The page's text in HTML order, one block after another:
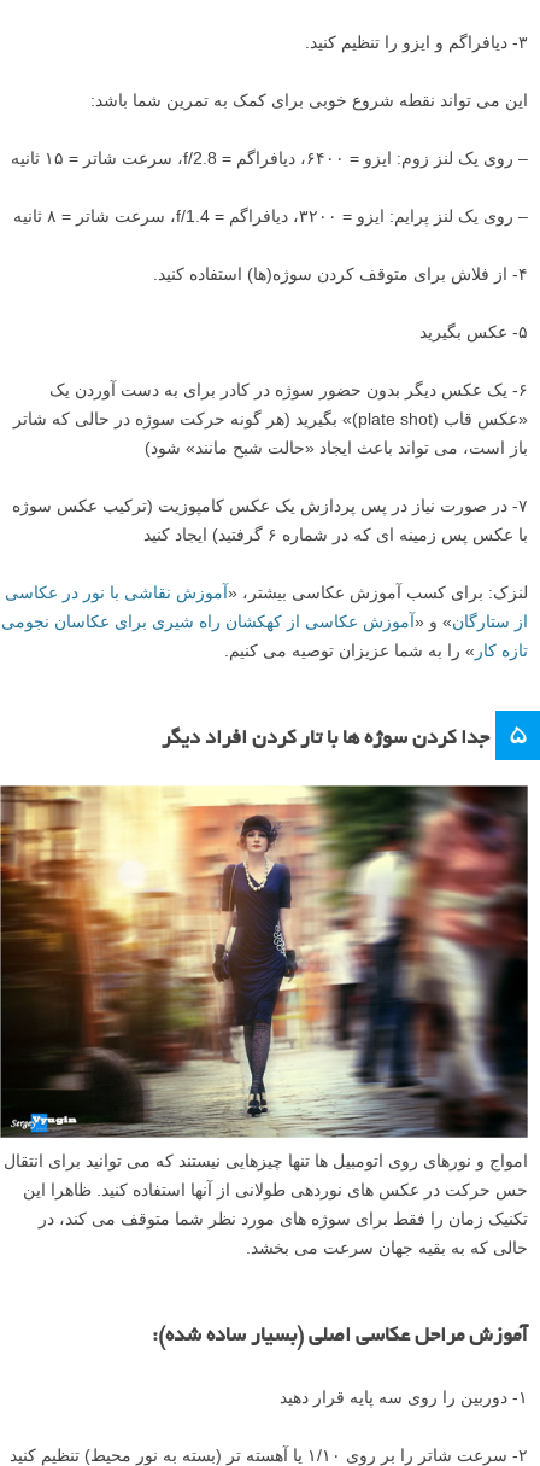
۳- دیافراگم و ایزو را تنظیم کنید.
این می تواند نقطه شروع خوبی برای کمک به تمرین شما باشد:
– روی یک لنز زوم: ایزو = ۶۴۰۰، دیافراگم = f/2.8، سرعت شاتر = ۱۵ ثانیه
– روی یک لنز پرایم: ایزو = ۳۲۰۰، دیافراگم = f/1.4، سرعت شاتر = ۸ ثانیه
۴- از فلاش برای متوقف کردن سوژه(ها) استفاده کنید.
۵- عکس بگیرید
۶- یک عکس دیگر بدون حضور سوژه در کادر برای به دست آوردن یک
«عکس قاب (plate shot)» بگیرید (هر گونه حرکت سوژه در حالی که شاتر
باز است، می تواند باعث ایجاد «حالت شبح مانند» شود)
۷- در صورت نیاز در پس پردازش یک عکس کامپوزیت (ترکیب عکس سوژه
با عکس پس زمینه ای که در شماره ۶ گرفتید) ایجاد کنید
لنزک: برای کسب آموزش عکاسی بیشتر، «آموزش نقاشی با نور در عکاسی
از ستارگان» و «آموزش عکاسی از کهکشان راه شیری برای عکاسان نجومی
تازه کار » را به شما عزیزان توصیه می کنیم.
۵ جدا کردن سوژه ها با تار کردن افراد دیگر
امواج و نورهای روی اتومبیل ها تنها چیزهایی نیستند که می توانید برای انتقال
حس حرکت در عکس های نوردهی طولانی از آنها استفاده کنید. ظاهرا این
تکنیک زمان را فقط برای سوژه های مورد نظر شما متوقف می کند، در
حالی که به بقیه جهان سرعت می بخشد.
آموزش مراحل عکاسی اصلی (بسیار ساده شده):
۱- دوربین را روی سه پایه قرار دهید
۲- سرعت شاتر را بر روی ۱/۱۰ یا آهسته تر (بسته به نور محیط) تنظیم کنید